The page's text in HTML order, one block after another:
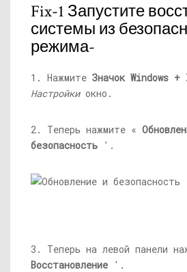
Fix-1 Запустите
системы из
режима-
1. Нажмите Значок Windows
Настройкиокно.
2. Теперь нажмите «
безопасность '.
3. Теперь на левой панели
Восстановление '.